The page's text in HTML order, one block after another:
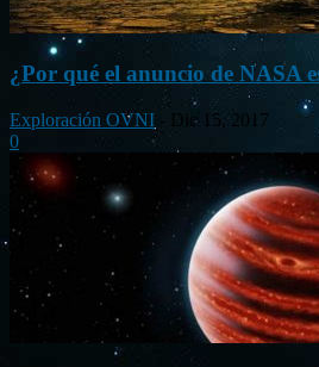
¿Por qué el anuncio de NASA
Exploración OVNI
Dic 15, 2017
0